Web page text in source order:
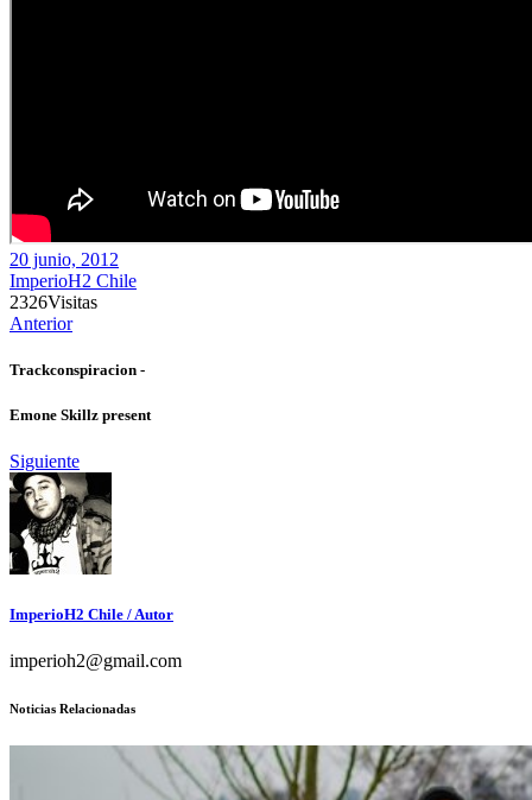
20 junio, 2012
ImperioH2 Chile
2326Visitas
Anterior
Trackconspiracion -
Emone Skillz present
Siguiente
ImperioH2 Chile / Autor
imperioh2@gmail.com
Noticias Relacionadas